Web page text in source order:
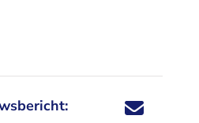
Deel dit
Deel dit
Deel dit
Deel dit